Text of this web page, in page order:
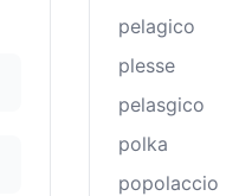
pelagico
plesse
pelasgico
polka
popolaccio